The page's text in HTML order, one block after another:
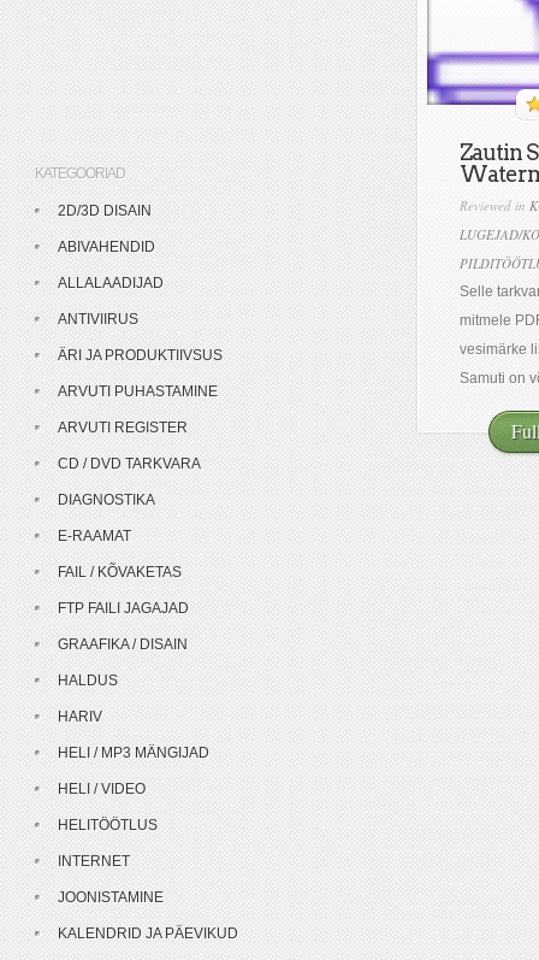
Zautin
Reviewed in
LUGEJAD/
Selle
mitmele
vesimärke
Samuti on
KATEGOORIAD
2D/3D DISAIN
ABIVAHENDID
ALLALAADIJAD
ANTIVIIRUS
ÄRI JA PRODUKTIIVSUS
ARVUTI PUHASTAMINE
ARVUTI REGISTER
CD / DVD TARKVARA
DIAGNOSTIKA
E-RAAMAT
FAIL / KÕVAKETAS
FTP FAILI JAGAJAD
GRAAFIKA / DISAIN
HALDUS
HARIV
HELI / MP3 MÄNGIJAD
HELI / VIDEO
HELITÖÖTLUS
INTERNET
JOONISTAMINE
KALENDRID JA PÄEVIKUD